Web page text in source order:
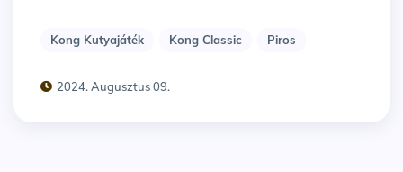
Kong Kutyajáték Kong Classic Piros
2024. Augusztus 09.